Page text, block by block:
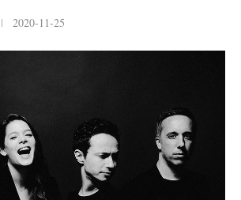
2020-11-25